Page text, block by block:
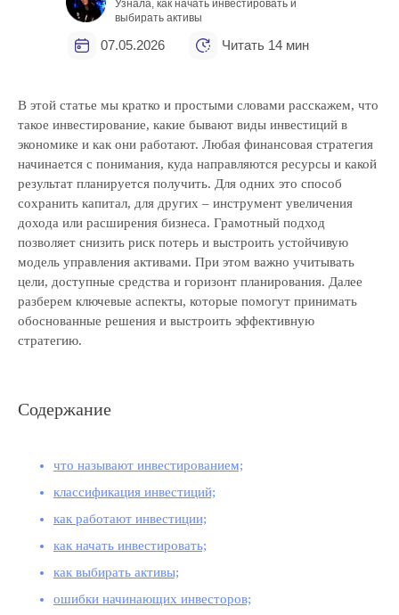
07.05.2026 Читать 14 мин
Узнала, как начать инвестировать и
выбирать активы
В этой статье мы кратко и простыми словами расскажем, что
такое инвестирование, какие бывают виды инвестиций в
экономике и как они работают. Любая финансовая стратегия
начинается с понимания, куда направляются ресурсы и какой
результат планируется получить. Для одних это способ
сохранить капитал, для других – инструмент увеличения
дохода или расширения бизнеса. Грамотный подход
позволяет снизить риск потерь и выстроить устойчивую
модель управления активами. При этом важно учитывать
цели, доступные средства и горизонт планирования. Далее
разберем ключевые аспекты, которые помогут принимать
обоснованные решения и выстроить эффективную
стратегию.
Содержание
что называют инвестированием;
классификация инвестиций;
как работают инвестиции;
как начать инвестировать;
как выбирать активы;
ошибки начинающих инвесторов;